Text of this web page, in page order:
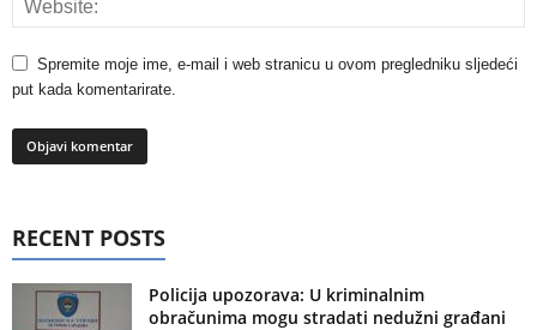
Spremite moje ime, e-mail i web stranicu u ovom pregledniku sljedeći
put kada komentarirate.
RECENT POSTS
Policija upozorava: U kriminalnim
obračunima mogu stradati nedužni građani